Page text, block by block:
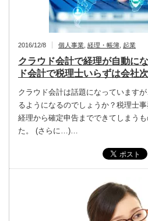
2016/12/8 個人事業 経理・帳簿 起業
クラウド会計で経理が自動に
ド会計で税理士いらずは会社
クラウド会計は話題になっています
るようになるのでしょうか？税理士
経理から確定申告までできてしまう
た。 (さらに…)…